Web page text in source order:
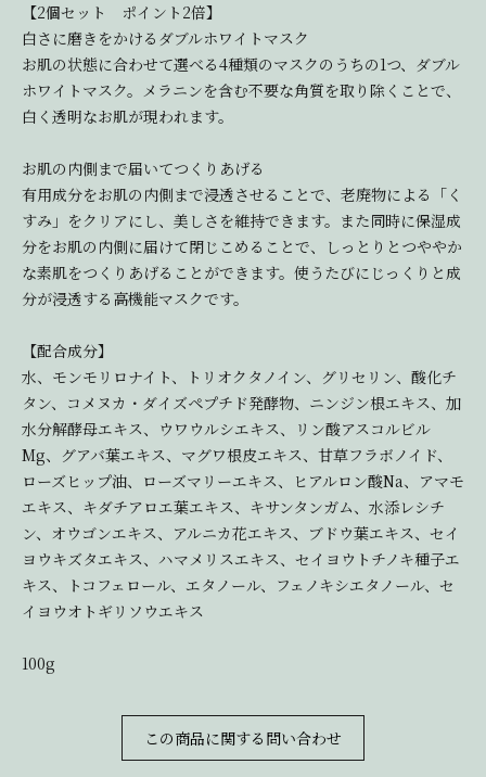
【2個セット ポイント2倍】
白さに磨きをかけるダブルホワイトマスク
お肌の状態に合わせて選べる4種類のマスクのうちの1つ、ダブル
ホワイトマスク。メラニンを含む不要な角質を取り除くことで、
白く透明なお肌が現われます。
お肌の内側まで届いてつくりあげる
有用成分をお肌の内側まで浸透させることで、老廃物による「く
すみ」をクリアにし、美しさを維持できます。また同時に保湿成
分をお肌の内側に届けて閉じこめることで、しっとりとつややか
な素肌をつくりあげることができます。使うたびにじっくりと成
分が浸透する高機能マスクです。
【配合成分】
水、モンモリロナイト、トリオクタノイン、グリセリン、酸化チ
タン、コメヌカ・ダイズペプチド発酵物、ニンジン根エキス、加
水分解酵母エキス、ウワウルシエキス、リン酸アスコルビル
Mg、グアバ葉エキス、マグワ根皮エキス、甘草フラボノイド、
ローズヒップ油、ローズマリーエキス、ヒアルロン酸Na、アマモ
エキス、キダチアロエ葉エキス、キサンタンガム、水添レシチ
ン、オウゴンエキス、アルニカ花エキス、ブドウ葉エキス、セイ
ヨウキズタエキス、ハマメリスエキス、セイヨウトチノキ種子エ
キス、トコフェロール、エタノール、フェノキシエタノール、セ
イヨウオトギリソウエキス
100g
この商品に関する問い合わせ